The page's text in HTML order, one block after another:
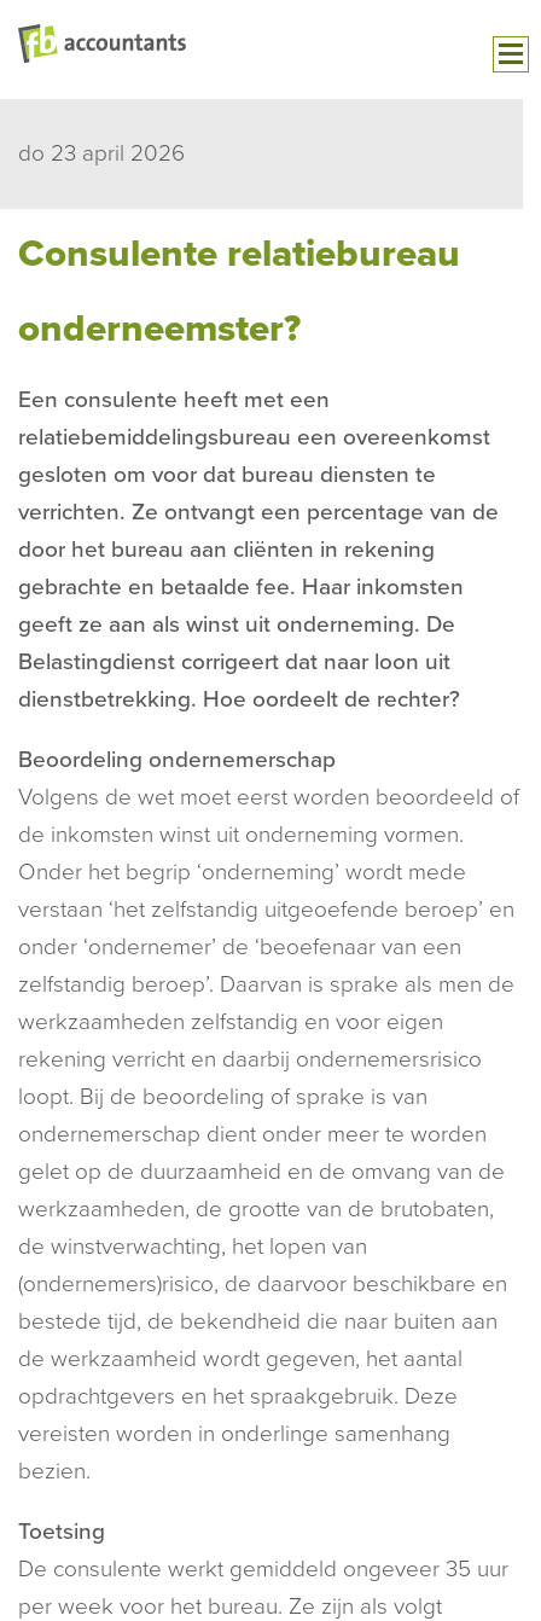
do 23 april 2026
Consulente relatiebureau
onderneemster?
Een consulente heeft met een
relatiebemiddelingsbureau een overeenkomst
gesloten om voor dat bureau diensten te
verrichten. Ze ontvangt een percentage van de
door het bureau aan cliënten in rekening
gebrachte en betaalde fee. Haar inkomsten
geeft ze aan als winst uit onderneming. De
Belastingdienst corrigeert dat naar loon uit
dienstbetrekking. Hoe oordeelt de rechter?
Beoordeling ondernemerschap
Volgens de wet moet eerst worden beoordeeld of
de inkomsten winst uit onderneming vormen.
Onder het begrip ‘onderneming’ wordt mede
verstaan ‘het zelfstandig uitgeoefende beroep’ en
onder ‘ondernemer’ de ‘beoefenaar van een
zelfstandig beroep’. Daarvan is sprake als men de
werkzaamheden zelfstandig en voor eigen
rekening verricht en daarbij ondernemersrisico
loopt. Bij de beoordeling of sprake is van
ondernemerschap dient onder meer te worden
gelet op de duurzaamheid en de omvang van de
werkzaamheden, de grootte van de brutobaten,
de winstverwachting, het lopen van
(ondernemers)risico, de daarvoor beschikbare en
bestede tijd, de bekendheid die naar buiten aan
de werkzaamheid wordt gegeven, het aantal
opdrachtgevers en het spraakgebruik. Deze
vereisten worden in onderlinge samenhang
bezien.
Toetsing
De consulente werkt gemiddeld ongeveer 35 uur
per week voor het bureau. Ze zijn als volgt